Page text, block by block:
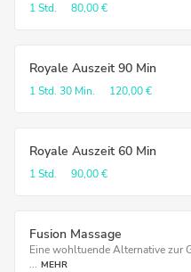
1 Std. 80,00 €
Royale Auszeit 90 Min
1 Std. 30 Min. 120,00 €
Royale Auszeit 60 Min
1 Std. 90,00 €
Fusion Massage
Eine wohltuende Alternative zur
... MEHR